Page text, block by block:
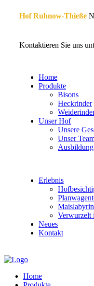
Hof Ruhnow-Thieße
Kontaktieren Sie uns
Home
Produkte
Bisons
Heckrinder
Unser Hof
Unsere
Unser
Erlebnis
Verwurzelt
Neues
Kontakt
Home